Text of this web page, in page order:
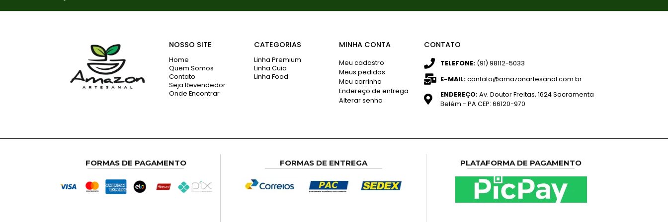
NOSSO SITE
Home
Quem Somos
Contato
Seja Revendedor
Onde Encontrar
CATEGORIAS
Linha Premium
Linha Cuia
Linha Food
MINHA CONTA
Meu cadastro
Meus pedidos
Meu carrinho
Endereço de entrega
Alterar senha
CONTATO
TELEFONE: (91) 98112-5033
E-MAIL:contato@amazonartesanal.com.br
ENDEREÇO:Av. Doutor Freitas, 1624 Sacramenta
Belém - PA CEP: 66120-970
FORMAS DE PAGAMENTO FORMAS DE ENTREGA PLATAFORMA DE PAGAMENTO